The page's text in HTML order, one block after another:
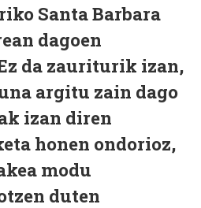
Santa Barbara
dagoen
da zauriturik izan,
argitu zain dago
izan diren
honen ondorioz,
modu
duten